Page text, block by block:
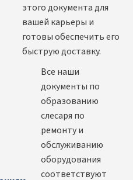
этого документа для
вашей карьеры и
готовы обеспечить его
быструю доставку.
Все наши
документы по
образованию
слесаря по
ремонту и
обслуживанию
оборудования
соответствуют